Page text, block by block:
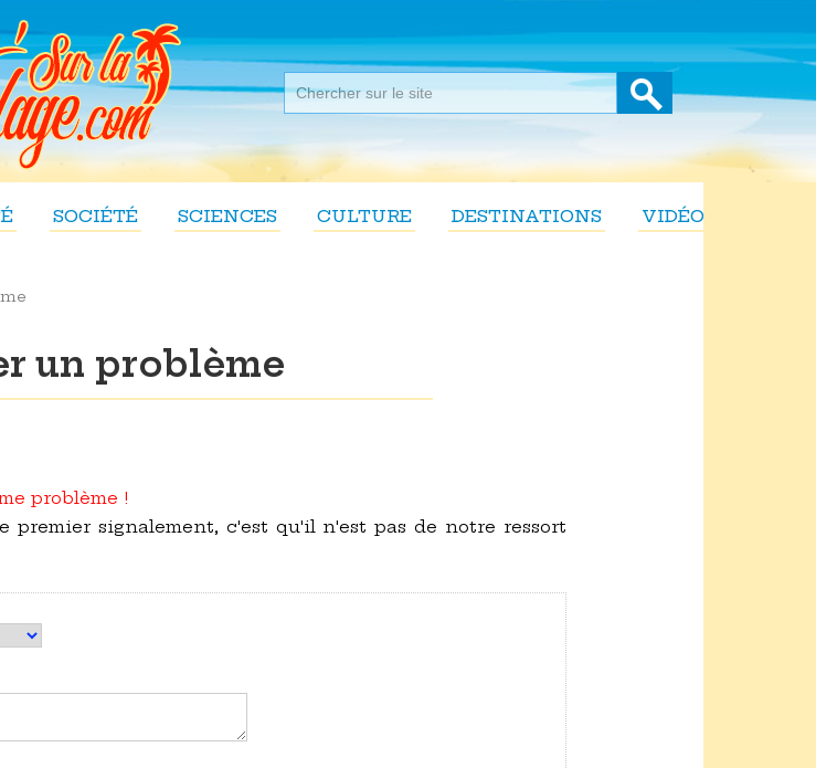
SOCIÉTÉ SCIENCES CULTURE DESTINATIONS VIDÉOS
un problème
problème !
premier signalement, c'est qu'il n'est pas de notre ressort